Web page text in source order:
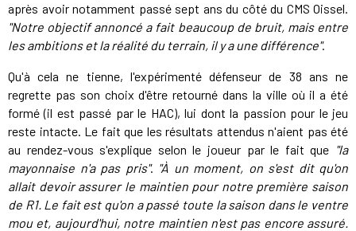
après avoir notamment passé sept ans du côté du CMS Oissel.
"Notre objectif annoncé a fait beaucoup de bruit, mais entre
les ambitions et la réalité du terrain, il y a une différence".
Qu'à cela ne tienne, l'expérimenté défenseur de 38 ans ne
regrette pas son choix d'être retourné dans la ville où il a été
formé (il est passé par le HAC), lui dont la passion pour le jeu
reste intacte. Le fait que les résultats attendus n'aient pas été
au rendez-vous s'explique selon le joueur par le fait que "la
mayonnaise n'a pas pris". "À un moment, on s'est dit qu'on
allait devoir assurer le maintien pour notre première saison
de R1. Le fait est qu'on a passé toute la saison dans le ventre
mou et, aujourd'hui, notre maintien n'est pas encore assuré.